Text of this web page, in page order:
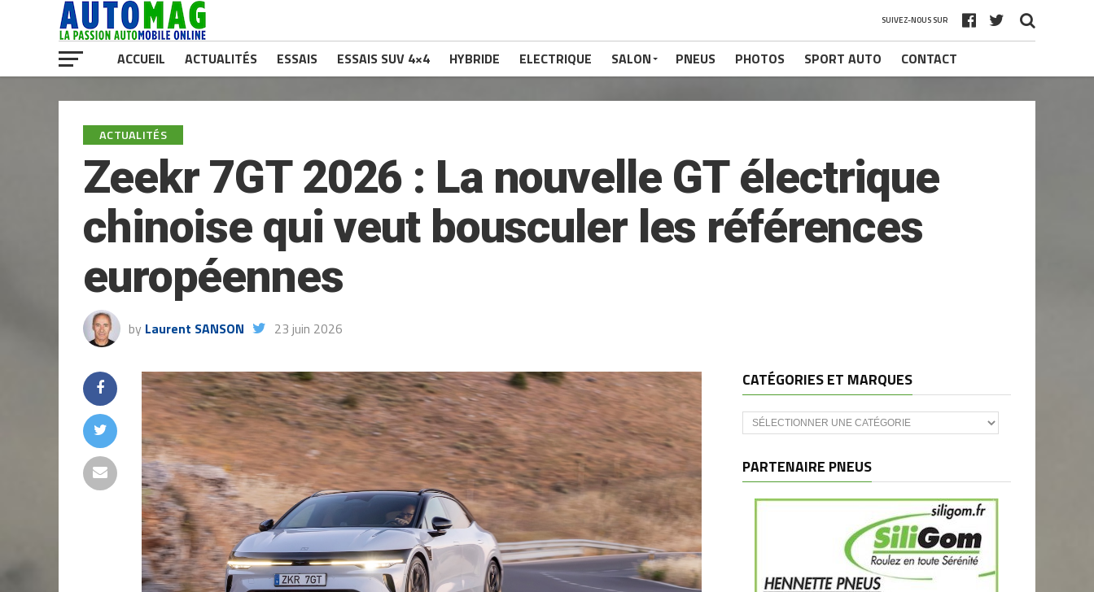
SUIVEZ-NOUS SUR
ACCUEIL ACTUALITÉS ESSAIS ESSAIS SUV 4×4 HYBRIDE ELECTRIQUE SALON PNEUS PHOTOS SPORT AUTO CONTACT
ACTUALITÉS
Zeekr 7GT 2026 : La nouvelle GT électrique
chinoise qui veut bousculer les références
européennes
by Laurent SANSON 23 juin 2026
CATÉGORIES ET MARQUES
Catégories
et
PARTENAIRE PNEUS